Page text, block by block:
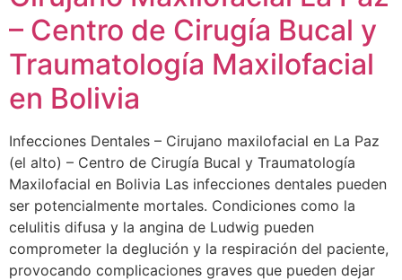
– Centro de Cirugía Bucal y
Traumatología Maxilofacial
en Bolivia
Infecciones Dentales – Cirujano maxilofacial en La Paz
(el alto) – Centro de Cirugía Bucal y Traumatología
Maxilofacial en Bolivia Las infecciones dentales pueden
ser potencialmente mortales. Condiciones como la
celulitis difusa y la angina de Ludwig pueden
comprometer la deglución y la respiración del paciente,
provocando complicaciones graves que pueden dejar